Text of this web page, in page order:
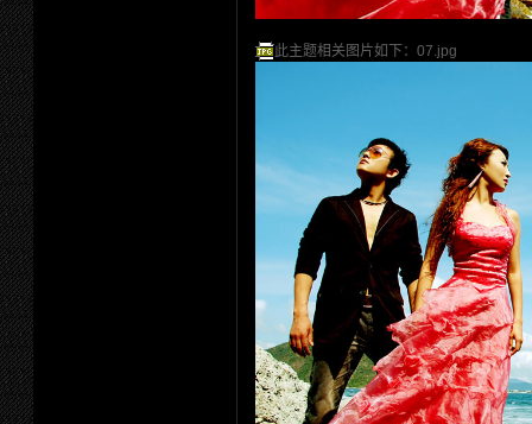
此主题相关图片如下：07.jpg